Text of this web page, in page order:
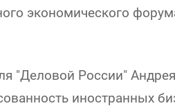
экономического
"Деловой России"
иностранных